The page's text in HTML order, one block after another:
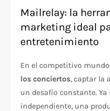
Mailrelay: la
marketing ideal
entretenimiento
En el competitivo
los conciertos, captar la
un desafío constante.
independiente, una